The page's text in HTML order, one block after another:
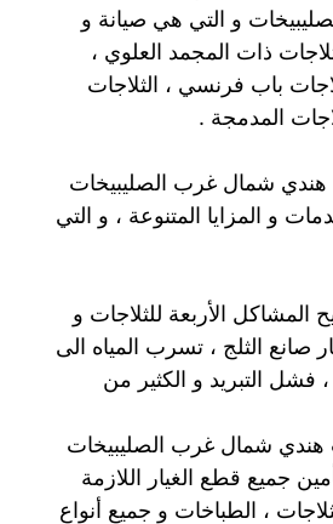
و التي هي صيانة و
ذات المجمد العلوي ،
باب فرنسي ، الثلاجات
المدمجة .
شمال غرب الصليبيخات
و المزايا المتنوعة ، و التي
المشاكل الأربعة للثلاجات و
صانع الثلج ، تسرب المياه الى
، فشل التبريد و الكثير من
هندي شمال غرب الصليبيخات
جميع قطع الغيار اللازمة
، الطباخات و جميع أنواع